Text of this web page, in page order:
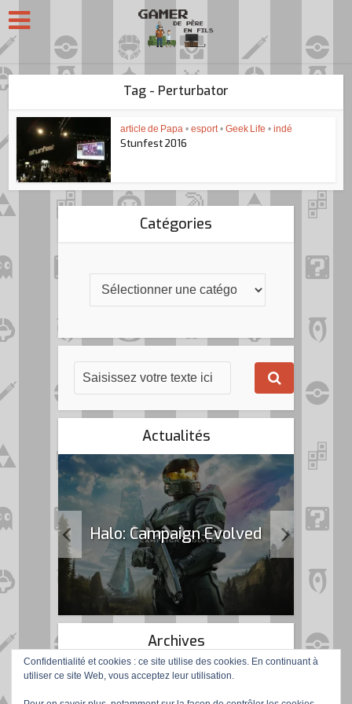
Tag - Perturbator
article de Papa • esport • Geek Life • indé
Stunfest 2016
Catégories
Actualités
Halo: Campaign Evolved
Archives
Confidentialité et cookies : ce site utilise des cookies. En continuant à
utiliser ce site Web, vous acceptez leur utilisation.